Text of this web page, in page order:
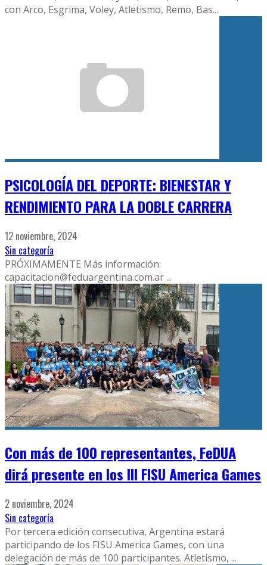
con Arco, Esgrima, Voley, Atletismo, Remo, Bas...
PSICOLOGÍA DEL DEPORTE: BIENESTAR Y
RENDIMIENTO PARA LA DOBLE CARRERA
12 noviembre, 2024
Sin categoría
PRÓXIMAMENTE Más información:
capacitacion@feduargentina.com.ar...
Con más de 100 representantes, FeDUA
dirá presente en los III FISU America Games
2 noviembre, 2024
Sin categoría
Por tercera edición consecutiva, Argentina estará
participando de los FISU America Games, con una
delegación de más de 100 participantes. Atletismo, ...